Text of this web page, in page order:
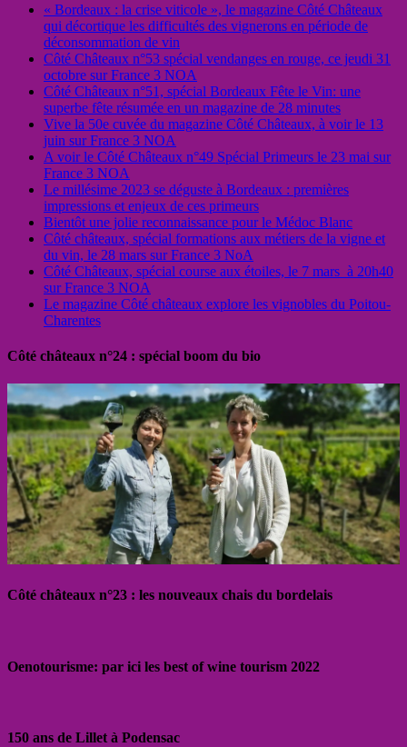
« Bordeaux : la crise viticole », le magazine Côté Châteaux
qui décortique les difficultés des vignerons en période de
déconsommation de vin
Côté Châteaux n°53 spécial vendanges en rouge, ce jeudi 31
octobre sur France 3 NOA
Côté Châteaux n°51, spécial Bordeaux Fête le Vin: une
superbe fête résumée en un magazine de 28 minutes
Vive la 50e cuvée du magazine Côté Châteaux, à voir le 13
juin sur France 3 NOA
A voir le Côté Châteaux n°49 Spécial Primeurs le 23 mai sur
France 3 NOA
Le millésime 2023 se déguste à Bordeaux : premières
impressions et enjeux de ces primeurs
Bientôt une jolie reconnaissance pour le Médoc Blanc
Côté châteaux, spécial formations aux métiers de la vigne et
du vin, le 28 mars sur France 3 NoA
Côté Châteaux, spécial course aux étoiles, le 7 mars à 20h40
sur France 3 NOA
Le magazine Côté châteaux explore les vignobles du Poitou-
Charentes
Côté châteaux n°24 : spécial boom du bio
Côté châteaux n°23 : les nouveaux chais du bordelais
Oenotourisme: par ici les best of wine tourism 2022
150 ans de Lillet à Podensac